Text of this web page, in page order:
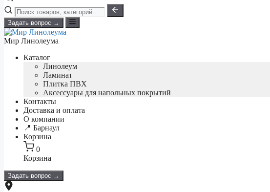
Задать вопрос →
Мир Линолеума
Каталог
Линолеум
Ламинат
Плитка ПВХ
Аксессуары для напольных покрытий
Контакты
Доставка и оплата
О компании
📍 Барнаул
Корзина
0
Корзина
Задать вопрос →